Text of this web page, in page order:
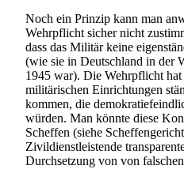
Noch ein Prinzip kann man
Wehrpflicht sicher nicht
dass das Militär keine
(wie sie in Deutschland in der
1945 war). Die Wehrpflicht hat
militärischen Einrichtungen
kommen, die
würden. Man könnte diese
Scheffen (siehe
Zivildienstleistende
Durchsetzung von von